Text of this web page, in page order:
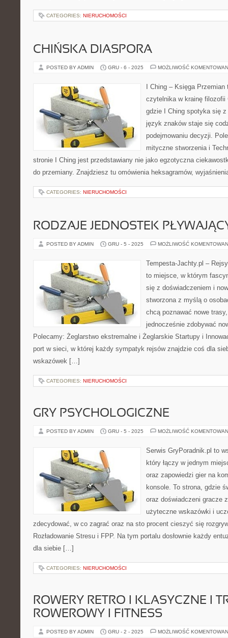
CATEGORIES: NIERUCHOMOŚCI
CHIŃSKA DIASPORA
POSTED BY ADMIN GRU - 6 - 2025 MOŻLIWOŚĆ
I Ching – Księga
czytelnika w krainę filozofii
gdzie I Ching spotyka się
język znaków staje się
podejmowaniu decyzji.
mityczne stworzenia i
stronie I Ching jest przedstawiany nie jako egzotyczna
do przemiany. Znajdziesz tu omówienia heksagramów,
CATEGORIES: NIERUCHOMOŚCI
RODZAJE JEDNOSTEK
POSTED BY ADMIN GRU - 5 - 2025 MOŻLIWOŚĆ
Tempesta-Jachty.pl –
to miejsce, w którym
się z doświadczeniem i
stworzona z myślą o
chcą poznawać nowe
jednocześnie zdobywać
Polecamy: Żeglarstwo ekstremalne i Żeglarskie Startupy i
port w sieci, w której każdy sympatyk rejsów znajdzie coś dla
wskazówek […]
CATEGORIES: NIERUCHOMOŚCI
GRY PSYCHOLOGICZNE
POSTED BY ADMIN GRU - 5 - 2025 MOŻLIWOŚĆ
Serwis GryPoradnik.pl to
który łączy w jednym
oraz zapowiedzi gier na
konsole. To strona, gdzie
oraz doświadczeni gracze
użyteczne wskazówki i
zdecydować, w co zagrać oraz na sto procent cieszyć się
Rozładowanie Stresu i FPP. Na tym portalu dosłownie każdy
dla siebie […]
CATEGORIES: NIERUCHOMOŚCI
ROWERY RETRO I KLASYCZNE I
ROWEROWY I FITNESS
POSTED BY ADMIN GRU - 2 - 2025 MOŻLIWOŚĆ